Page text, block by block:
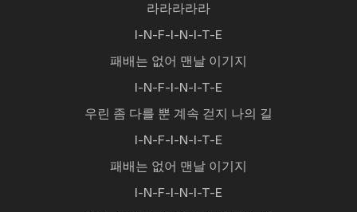
라라라라라
I-N-F-I-N-I-T-E
패배는 없어 맨날 이기지
I-N-F-I-N-I-T-E
우린 좀 다를 뿐 계속 걷지 나의 길
I-N-F-I-N-I-T-E
패배는 없어 맨날 이기지
I-N-F-I-N-I-T-E